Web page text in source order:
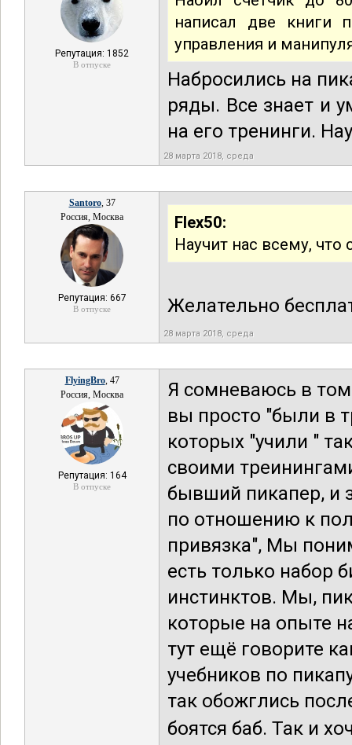
Репутация: 1852
В отпуске
написал две книги
управления и
Набросились на
ряды. Все знает и
на его тренинги.
28 марта 2018, среда
Santoro, 37
Россия, Москва
Репутация: 667
В отпуске
Flex50:
Научит нас всему, что
Желательно
28 марта 2018, среда
FlyingBro, 47
Россия, Москва
Репутация: 164
В отпуске
Я сомневаюсь в
вы просто "были в
которых "учили "
своими
бывший пикапер, и
по отношению к
привязка", Мы
есть только набор
инстинктов. Мы,
которые на опыте
тут ещё говорите
учебников по
так обожглись
боятся баб. Так и